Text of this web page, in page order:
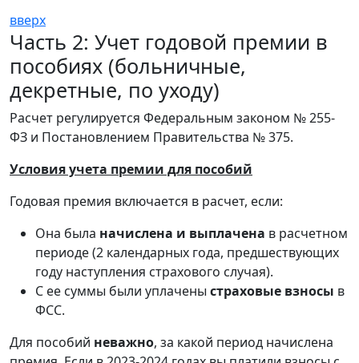
вверх
Часть 2: Учет годовой премии в
пособиях (больничные,
декретные, по уходу)
Расчет регулируется Федеральным законом № 255-
ФЗ и Постановлением Правительства № 375.
Условия учета премии для пособий
Годовая премия включается в расчет, если:
Она была начислена и выплачена в расчетном
периоде (2 календарных года, предшествующих
году наступления страхового случая).
С ее суммы были уплачены страховые взносы в
ФСС.
Для пособий неважно, за какой период начислена